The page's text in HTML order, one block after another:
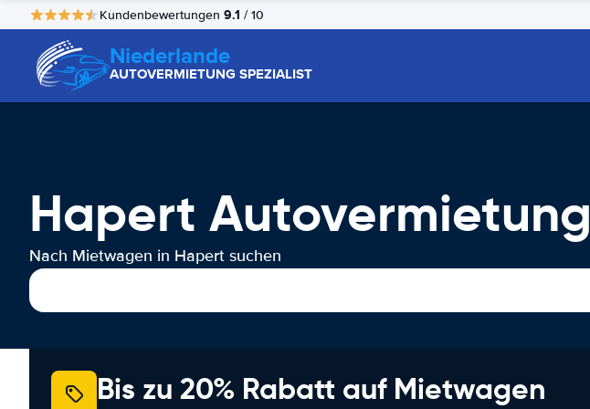
Kundenbewertungen 9.1 / 10
Niederlande
AUTOVERMIETUNG SPEZIALIST
Hapert Autovermietung
Nach Mietwagen in Hapert suchen
Bis zu 20% Rabatt auf Mietwagen